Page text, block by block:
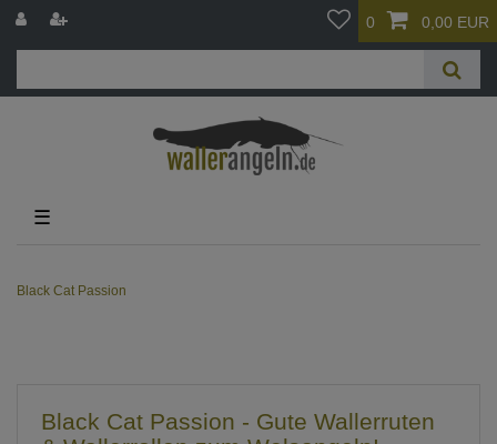
0 0,00 EUR
☰
Black Cat Passion
Black Cat Passion - Gute Wallerruten